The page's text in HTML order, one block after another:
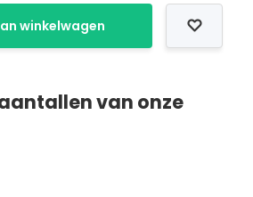
winkelwagen
van onze